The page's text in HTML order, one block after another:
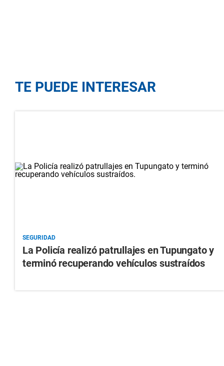
TE PUEDE INTERESAR
SEGURIDAD
La Policía realizó patrullajes en Tupungato y
terminó recuperando vehículos sustraídos